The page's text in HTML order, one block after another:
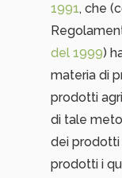
1991, che
del 1999)
materia di
prodotti
di tale
dei prodotti
prodotti i